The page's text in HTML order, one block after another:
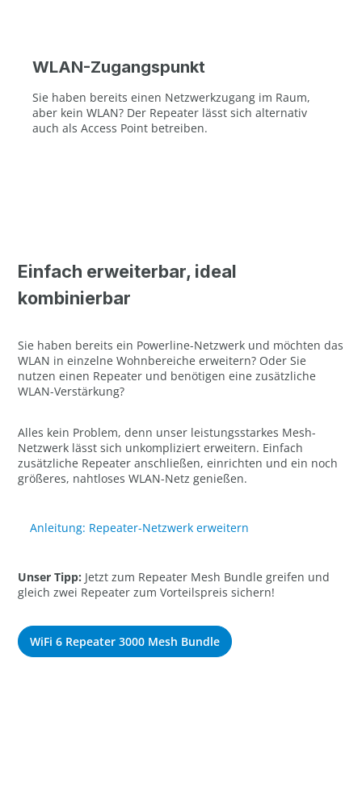
WLAN-Zugangspunkt
Sie haben bereits einen Netzwerkzugang im Raum,
aber kein WLAN? Der Repeater lässt sich alternativ
auch als Access Point betreiben.
Einfach erweiterbar, ideal
kombinierbar
Sie haben bereits ein Powerline-Netzwerk und möchten das
WLAN in einzelne Wohnbereiche erweitern? Oder Sie
nutzen einen Repeater und benötigen eine zusätzliche
WLAN-Verstärkung?
Alles kein Problem, denn unser leistungsstarkes Mesh-
Netzwerk lässt sich unkompliziert erweitern. Einfach
zusätzliche Repeater anschließen, einrichten und ein noch
größeres, nahtloses WLAN-Netz genießen.
Anleitung: Repeater-Netzwerk erweitern
Unser Tipp: Jetzt zum Repeater Mesh Bundle greifen und
gleich zwei Repeater zum Vorteilspreis sichern!
WiFi 6 Repeater 3000 Mesh Bundle